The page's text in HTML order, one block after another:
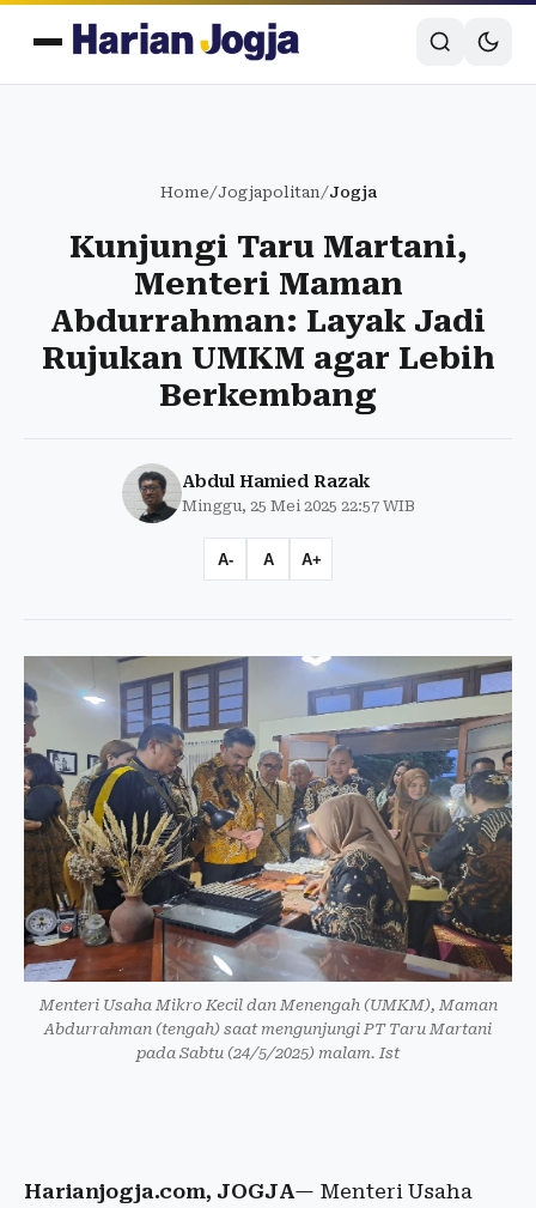
Home/Jogjapolitan/Jogja
Kunjungi Taru Martani,
Menteri Maman
Abdurrahman: Layak Jadi
Rujukan UMKM agar Lebih
Berkembang
Abdul Hamied Razak
Minggu, 25 Mei 2025 22:57 WIB
A- A A+
Menteri Usaha Mikro Kecil dan Menengah (UMKM), Maman
Abdurrahman (tengah) saat mengunjungi PT Taru Martani
pada Sabtu (24/5/2025) malam. Ist
Harianjogja.com, JOGJA— Menteri Usaha